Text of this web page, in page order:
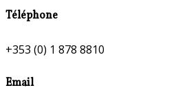
Téléphone
+353 (0) 1 878 8810
Email